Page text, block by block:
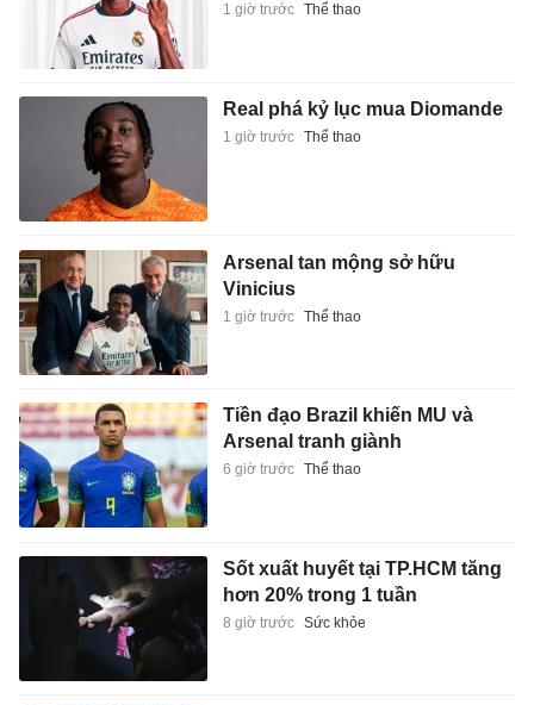
1 giờ trước Thể thao
Real phá kỷ lục mua Diomande
1 giờ trước Thể thao
Arsenal tan mộng sở hữu
Vinicius
1 giờ trước Thể thao
Tiền đạo Brazil khiến MU và
Arsenal tranh giành
6 giờ trước Thể thao
Sốt xuất huyết tại TP.HCM tăng
hơn 20% trong 1 tuần
8 giờ trước Sức khỏe